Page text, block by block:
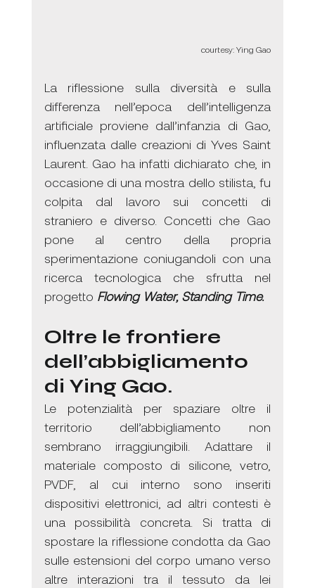
courtesy: Ying Gao
La riflessione sulla diversità e sulla
differenza nell’epoca dell’intelligenza
artificiale proviene dall’infanzia di Gao,
influenzata dalle creazioni di Yves Saint
Laurent. Gao ha infatti dichiarato che, in
occasione di una mostra dello stilista, fu
colpita dal lavoro sui concetti di
straniero e diverso. Concetti che Gao
pone al centro della propria
sperimentazione coniugandoli con una
ricerca tecnologica che sfrutta nel
progetto Flowing Water, Standing Time.
Oltre le frontiere
dell’abbigliamento
di Ying Gao.
Le potenzialità per spaziare oltre il
territorio dell’abbigliamento non
sembrano irraggiungibili. Adattare il
materiale composto di silicone, vetro,
PVDF, al cui interno sono inseriti
dispositivi elettronici, ad altri contesti è
una possibilità concreta. Si tratta di
spostare la riflessione condotta da Gao
sulle estensioni del corpo umano verso
altre interazioni tra il tessuto da lei